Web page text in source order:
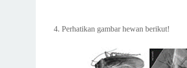
4. Perhatikan gambar hewan berikut!